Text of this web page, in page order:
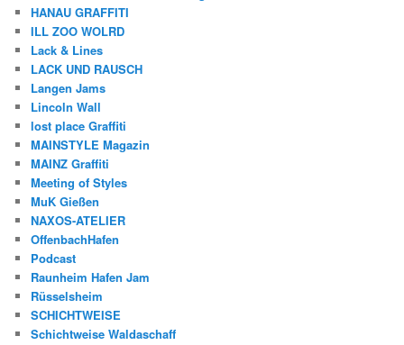
HANAU GRAFFITI
ILL ZOO WOLRD
Lack & Lines
LACK UND RAUSCH
Langen Jams
Lincoln Wall
lost place Graffiti
MAINSTYLE Magazin
MAINZ Graffiti
Meeting of Styles
MuK Gießen
NAXOS-ATELIER
OffenbachHafen
Podcast
Raunheim Hafen Jam
Rüsselsheim
SCHICHTWEISE
Schichtweise Waldaschaff